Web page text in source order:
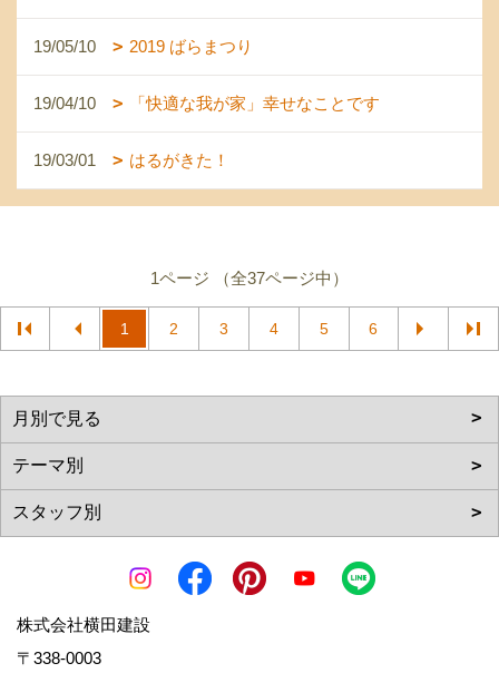
19/05/10 2019 ばらまつり
19/04/10 「快適な我が家」幸せなことです
19/03/01 はるがきた！
1ページ （全37ページ中）
1 2 3 4 5 6
株式会社横田建設
〒338-0003